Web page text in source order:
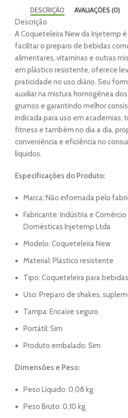
DESCRIÇÃO AVALIAÇÕES (0)
Descrição
A Coqueteleira New da Injetemp
facilitar o preparo de bebidas
alimentares, vitaminas e outras
em plástico resistente, oferece
praticidade no uso diário. Seu
auxiliar na mistura homogênea
grumos e garantindo melhor
indicada para uso em academias,
fitness e também no dia a dia,
conveniência e eficiência no
líquidos.
Especificações do Produto:
Marca: Não informada pelo
Fabricante: Indústria e
Domésticas Injetemp Ltda
Modelo: Coqueteleira New
Material: Plástico resistente
Tipo: Coqueteleira para bebidas
Uso: Preparo de shakes,
Tampa: Encaixe seguro
Portátil: Sim
Produto embalado: Sim
Dimensões e Peso:
Peso Líquido: 0,08 kg
Peso Bruto: 0,10 kg